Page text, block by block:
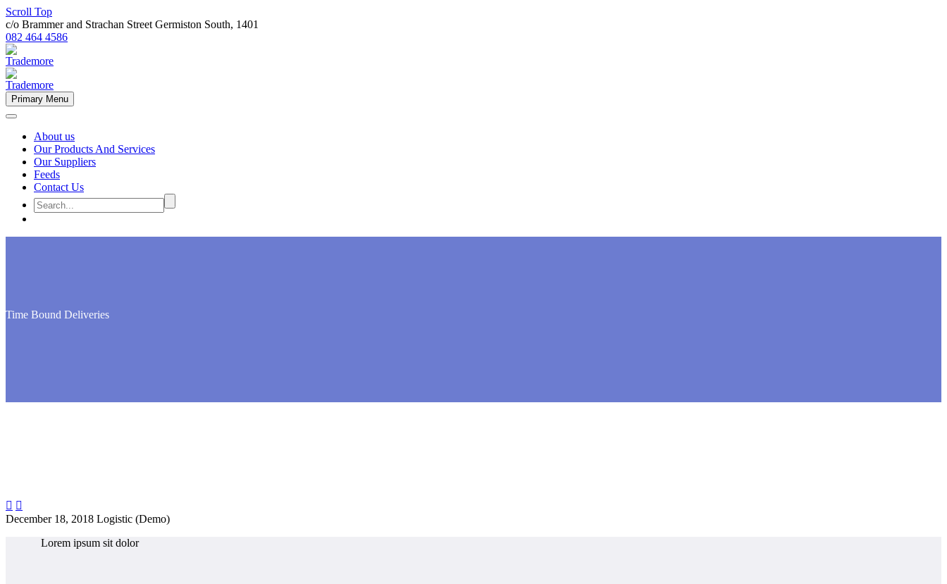
Scroll Top
c/o Brammer and Strachan Street Germiston South, 1401
082 464 4586
Primary Menu
About us
Our Products And Services
Our Suppliers
Feeds
Contact Us
Time Bound Deliveries
 
December 18, 2018 Logistic (Demo)
Lorem ipsum sit dolor